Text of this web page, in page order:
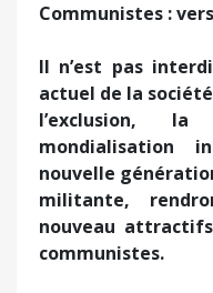
Communistes :
Il n’est pas
actuel de la
l’exclusion,
mondialisation
nouvelle
militante,
nouveau
communistes.